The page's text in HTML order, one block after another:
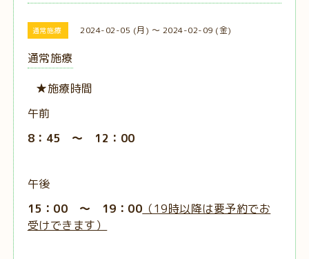
通常施療 2024-02-05 (月) ～ 2024-02-09 (金)
通常施療
★施療時間
午前
8：45 ～ 12：00
午後
15：00 ～ 19：00 （19時以降は要予約でお
受けできます）